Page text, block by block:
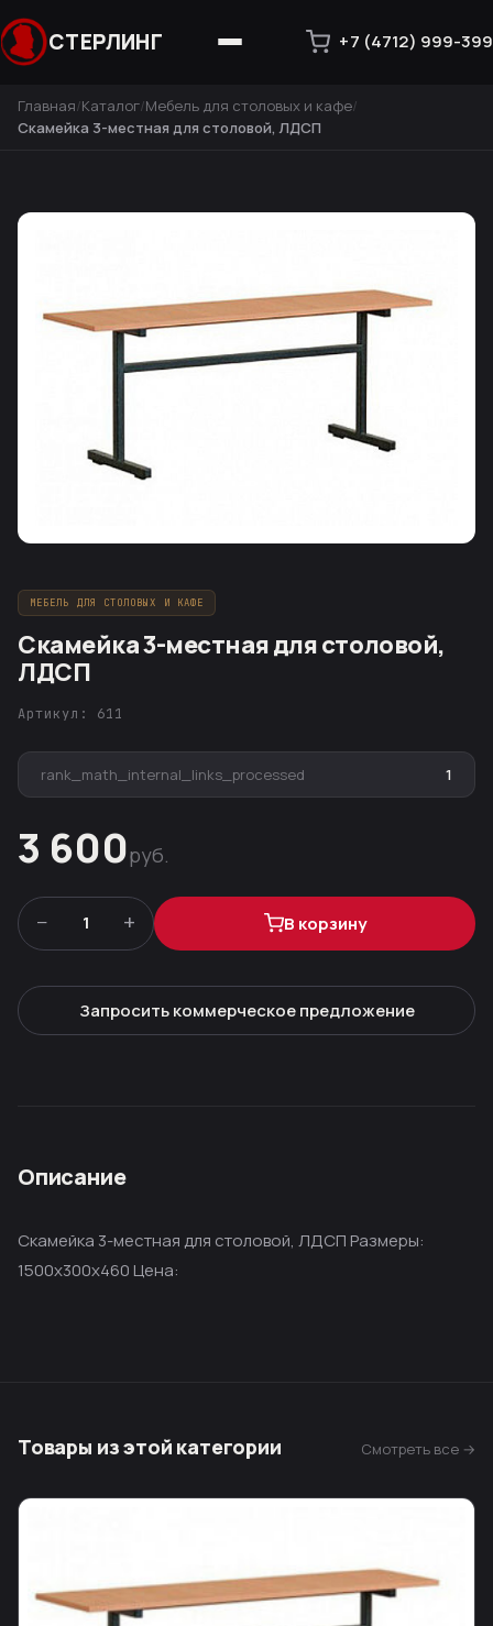
СТЕРЛИНГ +7 (4712) 999-399
Главная Каталог Мебель для столовых и кафе
Скамейка 3-местная для столовой, ЛДСП
МЕБЕЛЬ ДЛЯ СТОЛОВЫХ И КАФЕ
Скамейка 3-местная для столовой,
ЛДСП
Артикул: 611
rank_math_internal_links_processed 1
3 600руб.
− 1 + В корзину
Запросить коммерческое предложение
Описание
Скамейка 3-местная для столовой, ЛДСП Размеры:
1500х300х460 Цена:
Товары из этой категории Смотреть все →